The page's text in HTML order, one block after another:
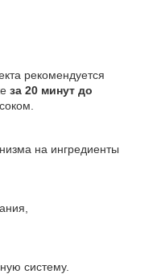
рекомендуется
за 20 минут до
на ингредиенты
систему.